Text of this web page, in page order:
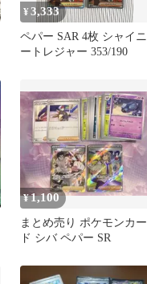
¥3,333
ペパー SAR 4枚 シャイニ
ートレジャー 353/190
¥1,100
まとめ売り ポケモンカー
ド シバ ペパー SR